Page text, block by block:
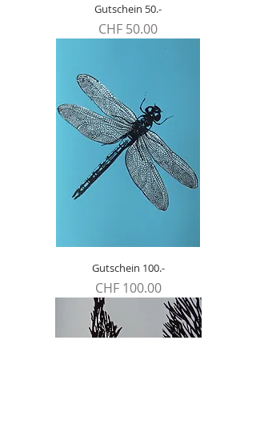
Gutschein 50.-
Preis
CHF 50.00
Gutschein 100.-
Preis
CHF 100.00